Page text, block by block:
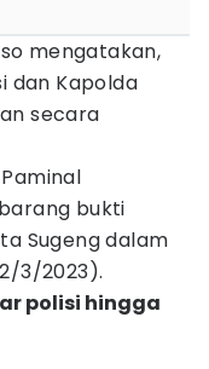
mengatakan,
dan Kapolda
secara
bukti
Sugeng dalam
3/2023).
polisi hingga